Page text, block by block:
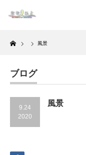
Home
風景
ブログ
9.24
2020
風景